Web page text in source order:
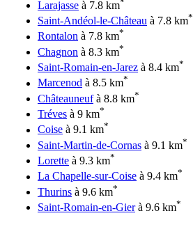
Larajasse à 7.8 km
Saint-Andéol-le-Château à 7.8 km*
Rontalon à 7.8 km*
Chagnon à 8.3 km*
Saint-Romain-en-Jarez à 8.4 km*
Marcenod à 8.5 km*
Châteauneufà 8.8 km*
Tréves à 9 km*
Coise à 9.1 km*
Saint-Martin-de-Cornas à 9.1 km*
Lorette à 9.3 km*
La Chapelle-sur-Coise à 9.4 km*
Thurins à 9.6 km*
Saint-Romain-en-Gierà 9.6 km*